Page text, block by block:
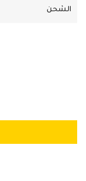
الشحن